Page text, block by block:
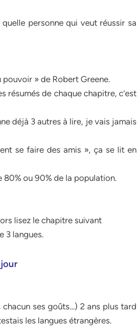
personne qui veut réussir sa
» de Robert Greene.
résumés de chaque chapitre, c’est
déjà 3 autres à lire, je vais jamais
se faire des amis », ça se lit en
80% ou 90% de la population.
lisez le chapitre suivant
3 langues.
chacun ses goûts…) 2 ans plus tard
les langues étrangères.